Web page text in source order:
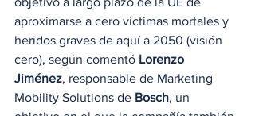
aproximarse a cero víctimas mortales y
heridos graves de aquí a 2050 (visión
cero), según comentó Lorenzo
Jiménez, responsable de Marketing
Mobility Solutions de Bosch, un